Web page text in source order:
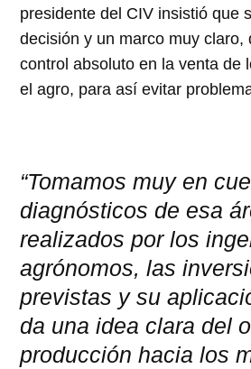
presidente del CIV insistió que
decisión y un marco muy claro,
control absoluto en la venta de
el agro, para así evitar
“Tomamos muy en
diagnósticos de esa
realizados por los
agrónomos, las
previstas y su
da una idea clara del
producción hacia los